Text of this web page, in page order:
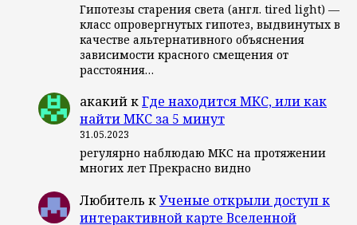
Гипотезы старения света (англ. tired light) —
класс опровергнутых гипотез, выдвинутых в
качестве альтернативного объяснения
зависимости красного смещения от
расстояния…
акакийкГде находится МКС, или как
найти МКС за 5 минут
31.05.2023
регулярно наблюдаю МКС на протяжении
многих лет Прекрасно видно
Любитель кУченые открыли доступ к
интерактивной карте Вселенной